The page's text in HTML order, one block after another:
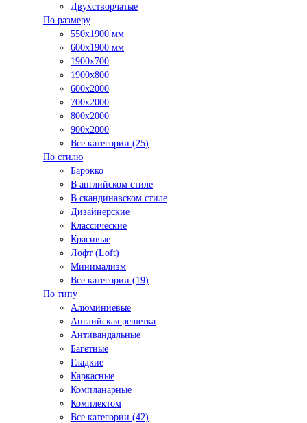
Двухстворчатые
По размеру
550x1900 мм
600x1900 мм
1900х700
1900х800
600x2000
700x2000
800x2000
900x2000
Все категории (25)
По стилю
Барокко
В английском стиле
В скандинавском стиле
Дизайнерские
Классические
Красивые
Лофт (Loft)
Минимализм
Все категории (19)
По типу
Алюминиевые
Английская решетка
Антивандальные
Багетные
Гладкие
Каркасные
Компланарные
Комплектом
Все категории (42)